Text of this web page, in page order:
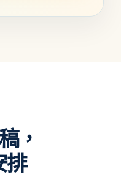
，
排